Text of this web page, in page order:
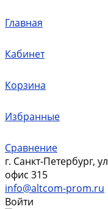
Главная
Кабинет
Корзина
Избранные
Сравнение
г. Санкт-Петербург,
офис 315
info@altcom-prom.ru
Войти